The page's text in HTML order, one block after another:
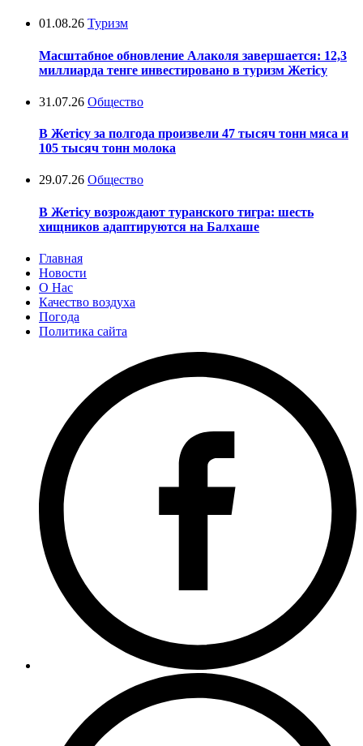
01.08.26 Туризм
Масштабное обновление Алаколя завершается: 12,3
миллиарда тенге инвестировано в туризм Жетісу
31.07.26 Общество
В Жетісу за полгода произвели 47 тысяч тонн мяса и
105 тысяч тонн молока
29.07.26 Общество
В Жетісу возрождают туранского тигра: шесть
хищников адаптируются на Балхаше
Главная
Новости
О Нас
Качество воздуха
Погода
Политика сайта